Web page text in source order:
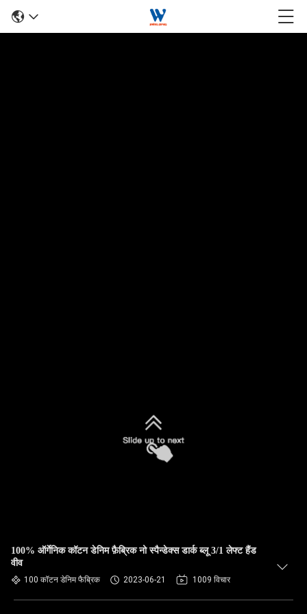
100% ऑर्गेनिक कॉटन डेनिम फ़ैब्रिक नो स्पैन्डेक्स डार्क ब्लू 3/1 लेफ्ट हैंड
वीव
100 कॉटन डेनिम फैब्रिक 2023-06-21 1009 विचार